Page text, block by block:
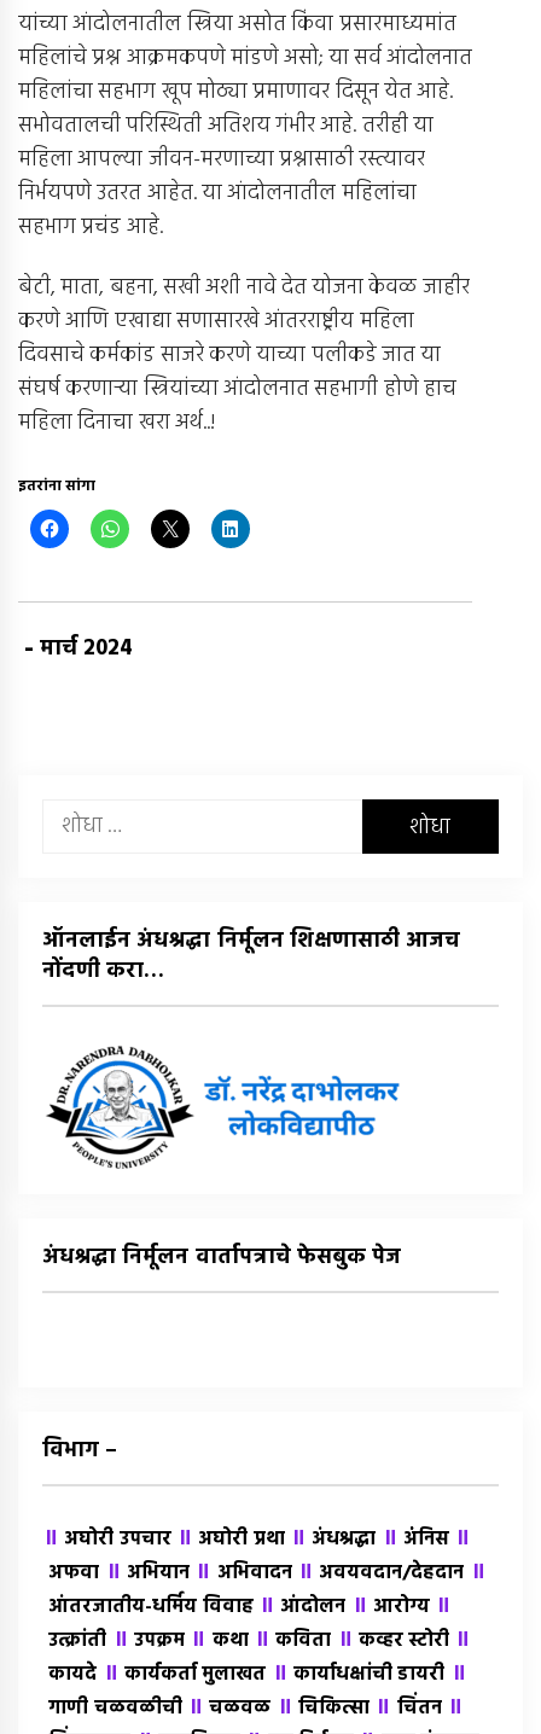
यांच्या आंदोलनातील स्त्रिया असोत किंवा प्रसारमाध्यमांत
महिलांचे प्रश्न आक्रमकपणे मांडणे असो; या सर्व आंदोलनात
महिलांचा सहभाग खूप मोठ्या प्रमाणावर दिसून येत आहे.
सभोवतालची परिस्थिती अतिशय गंभीर आहे. तरीही या
महिला आपल्या जीवन-मरणाच्या प्रश्नासाठी रस्त्यावर
निर्भयपणे उतरत आहेत. या आंदोलनातील महिलांचा
सहभाग प्रचंड आहे.
बेटी, माता, बहना, सखी अशी नावे देत योजना केवळ जाहीर
करणे आणि एखाद्या सणासारखे आंतरराष्ट्रीय महिला
दिवसाचे कर्मकांड साजरे करणे याच्या पलीकडे जात या
संघर्ष करणार्‍या स्त्रियांच्या आंदोलनात सहभागी होणे हाच
महिला दिनाचा खरा अर्थ..!
इतरांना सांगा
- मार्च 2024
यांचा
ऑनलाईन अंधश्रद्धा निर्मूलन शिक्षणासाठी आजच
नोंदणी करा…
अंधश्रद्धा निर्मूलन वार्तापत्राचे फेसबुक पेज
विभाग –
॥ अघोरी उपचार ॥ अघोरी प्रथा ॥ अंधश्रद्धा ॥ अंंनिस ॥
अफवा ॥ अभियान ॥ अभिवादन ॥ अवयवदान/देहदान ॥
आंतरजातीय-धर्मिय विवाह ॥ आंदोलन ॥ आरोग्य ॥
उत्क्रांती ॥ उपक्रम ॥ कथा ॥कविता ॥ कव्हर स्टोरी ॥
कायदे ॥ कार्यकर्ता मुलाखत ॥ कार्याधक्षांची डायरी ॥
गाणी चळवळीची ॥चळवळ ॥ चिकित्सा ॥ चिंतन ॥